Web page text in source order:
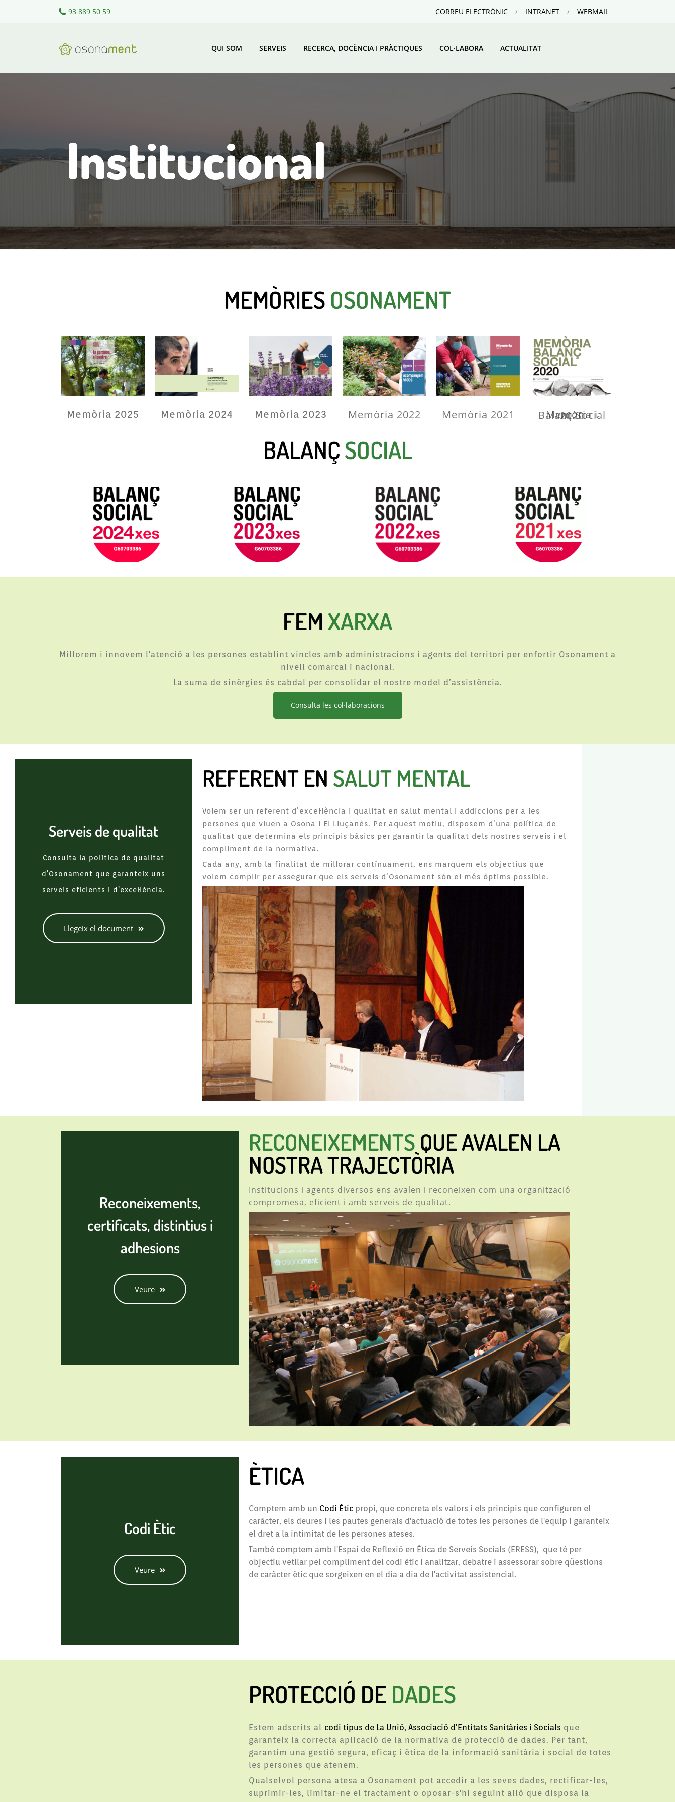
93 889 50 59 CORREU ELECTRÒNIC INTRANET WEBMAIL
QUI SOM SERVEIS RECERCA, DOCÈNCIA I PRÀCTIQUES COL·LABORA ACTUALITAT
Institucional
MEMÒRIES OSONAMENT
Memòria 2025 Memòria 2024 Memòria 2023 Memòria 2022 Memòria 2021 Memòria i Balanç Social 2020
BALANÇSOCIAL
FEMXARXA
Millorem i innovem l'atenció a les persones establint vincles amb administracions i agents del territori per enfortir Osonament a
nivell comarcal i nacional.
La suma de sinèrgies és cabdal per consolidar el nostre model d’assistència.
Consulta les col·laboracions
Serveis de qualitat
Consulta la política de qualitat
d’Osonament que garanteix uns
serveis eficients i d’excel·lència.
Llegeix el document
REFERENT EN SALUT MENTAL
Volem ser un referent d’excel·lència i qualitat en salut mental i addiccions per a les
persones que viuen a Osona i El Lluçanès. Per aquest motiu, disposem d’una política de
qualitat que determina els principis bàsics per garantir la qualitat dels nostres serveis i el
compliment de la normativa.
Cada any, amb la finalitat de millorar contínuament, ens marquem els objectius que
volem complir per assegurar que els serveis d’Osonament són el més òptims possible.
Reconeixements,
certificats, distintius i
adhesions
Veure
RECONEIXEMENTS QUE AVALEN LA
NOSTRA TRAJECTÒRIA
Institucions i agents diversos ens avalen i reconeixen com una organització
compromesa, eficient i amb serveis de qualitat.
Codi Ètic
Veure
ÈTICA
Comptem amb un Codi Ètic propi, que concreta els valors i els principis que configuren el
caràcter, els deures i les pautes generals d'actuació de totes les persones de l'equip i garanteix
el dret a la intimitat de les persones ateses.
També comptem amb l'Espai de Reflexió en Ètica de Serveis Socials (ERESS), que té per
objectiu vetllar pel compliment del codi ètic i analitzar, debatre i assessorar sobre qüestions
de caràcter ètic que sorgeixen en el dia a dia de l'activitat assistencial.
PROTECCIÓ DE DADES
Estem adscrits al codi tipus de La Unió, Associació d’Entitats Sanitàries i Socials que
garanteix la correcta aplicació de la normativa de protecció de dades. Per tant,
garantim una gestió segura, eficaç i ètica de la informació sanitària i social de totes
les persones que atenem.
Qualselvol persona atesa a Osonament pot accedir a les seves dades, rectificar-les,
suprimir-les, limitar-ne el tractament o oposar-s'hi seguint allò que disposa la